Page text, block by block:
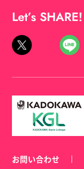
Let’s SHARE!
お問い合わせ